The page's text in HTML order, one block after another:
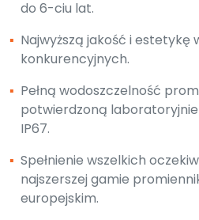
do 6-ciu lat.
▪ Najwyższą jakość i
konkurencyjnych.
▪ Pełną wodoszczelność
potwierdzoną
IP67.
▪ Spełnienie wszelkich
najszerszej gamie
europejskim.